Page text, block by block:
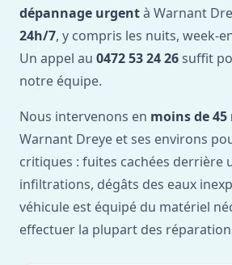
dépannage urgentà Warnant
24h/7, y compris les nuits, week-
Un appel au 0472 53 24 26 suffit
notre équipe.
Nous intervenons en moins de
Warnant Dreye et ses environs
critiques : fuites cachées derrière
infiltrations, dégâts des eaux
véhicule est équipé du matériel
effectuer la plupart des